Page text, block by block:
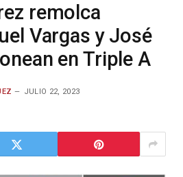
remolca
Vargas y José
en Triple A
JULIO 22, 2023